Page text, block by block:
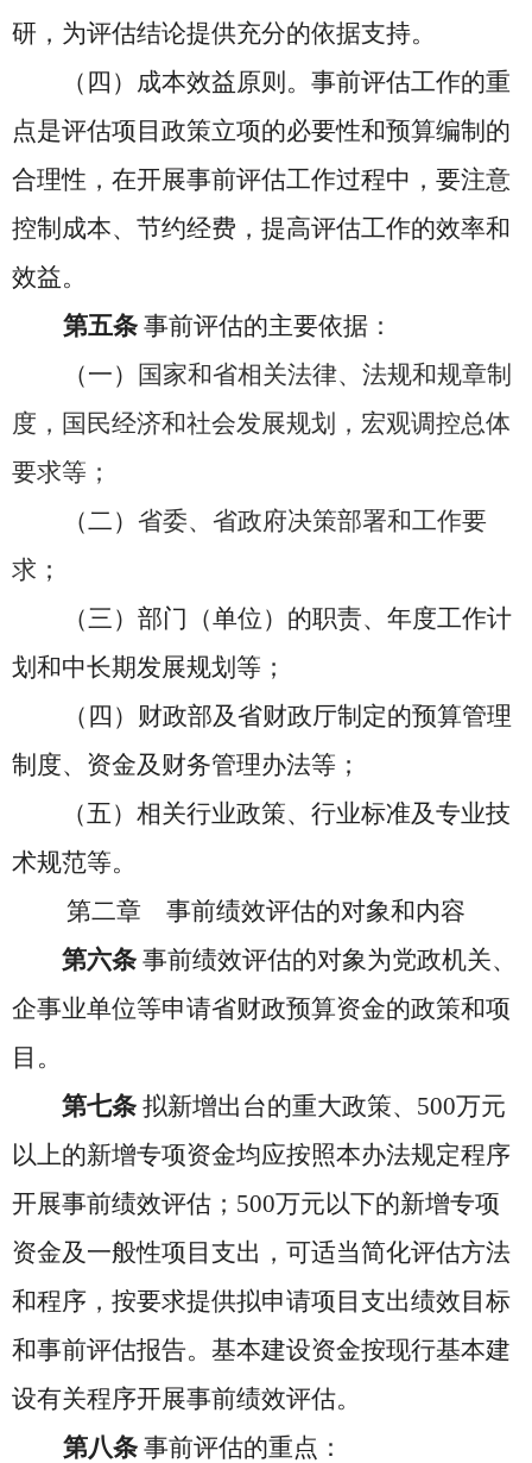
研，为评估结论提供充分的依据支持。
（四）成本效益原则。事前评估工作的重
点是评估项目政策立项的必要性和预算编制的
合理性，在开展事前评估工作过程中，要注意
控制成本、节约经费，提高评估工作的效率和
效益。
第五条 事前评估的主要依据：
（一）
国家和省相关法律、法规和规章制
度，国民经济和社会发展规划，宏观调控总体
要求等；
（二） 省委、省政府决策部署和工作要
求 ；
（三）部门（单位）的职责、年度工作计
划和中长期发展规划等；
（四）财政部及省财政厅制定的预算管理
制度、资金及财务管理办法等；
（五）相关行业政策、行业标准及专业技
术规范等。
第二章 事前绩效评估的对象和内容
第六条 事前绩效评估的对象为党政机关、
企事业单位等申请省财政预算资金的政策和项
目。
第七条 拟新增出台的重大政策、500万元
以上的新增专项资金均应按照本办法规定程序
开展事前绩效评估；500万元以下的新增专项
资金及一般性项目支出，可适当简化评估方法
和程序，按要求提供拟申请项目支出绩效目标
和事前评估报告。基本建设资金按现行基本建
设有关程序开展事前绩效评估。
第八条 事前评估的重点：